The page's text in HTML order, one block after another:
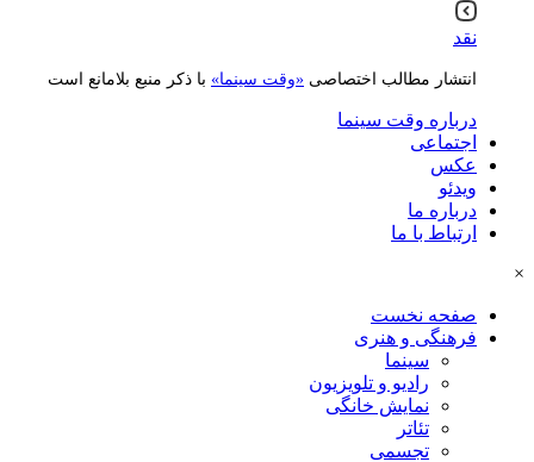
نقد
انتشار مطالب اختصاصی «وقت سینما» با ذکر منبع بلامانع است
درباره وقت سینما
اجتماعی
عکس
ویدئو
درباره ما
ارتباط با ما
×
صفحه نخست
فرهنگی و هنری
سینما
رادیو و تلویزیون
نمایش خانگی
تئاتر
تجسمی